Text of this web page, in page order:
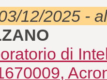
12/2025 -
di